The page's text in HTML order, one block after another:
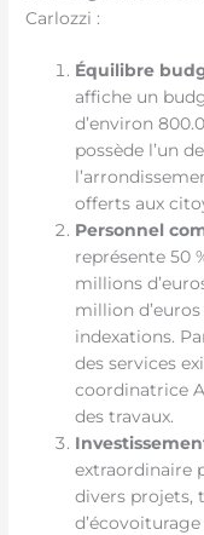
Carlozzi :
Équilibre
affiche un
d’environ
possède l’un
offerts aux
Personnel
représente 50
millions
million d’euros
indexations.
des services
coordinatrice
des travaux.
extraordinaire
divers projets,